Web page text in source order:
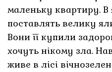
маленьку квартиру. В
поставлять велику
Вони її купили
хочуть нікому зла.
живе в лісі